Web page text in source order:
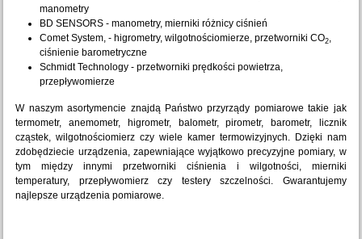
manometry
BD SENSORS - manometry, mierniki różnicy ciśnień
Comet System, - higrometry, wilgotnościomierze, przetworniki CO2,
ciśnienie barometryczne
Schmidt Technology - przetworniki prędkości powietrza,
przepływomierze
W naszym asortymencie znajdą Państwo przyrządy pomiarowe takie jak
termometr, anemometr, higrometr, balometr, pirometr, barometr, licznik
cząstek,wilgotnościomierz czy wiele kamer termowizyjnych. Dzięki nam
zdobędziecie urządzenia, zapewniające wyjątkowo precyzyjne pomiary, w
tym między innymiprzetworniki ciśnieniai wilgotności, mierniki
temperatury, przepływomierz czy testery szczelności. Gwarantujemy
najlepsze urządzenia pomiarowe.